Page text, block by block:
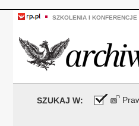
SZKOLENIA I KONFERENCJE
SZUKAJ W: